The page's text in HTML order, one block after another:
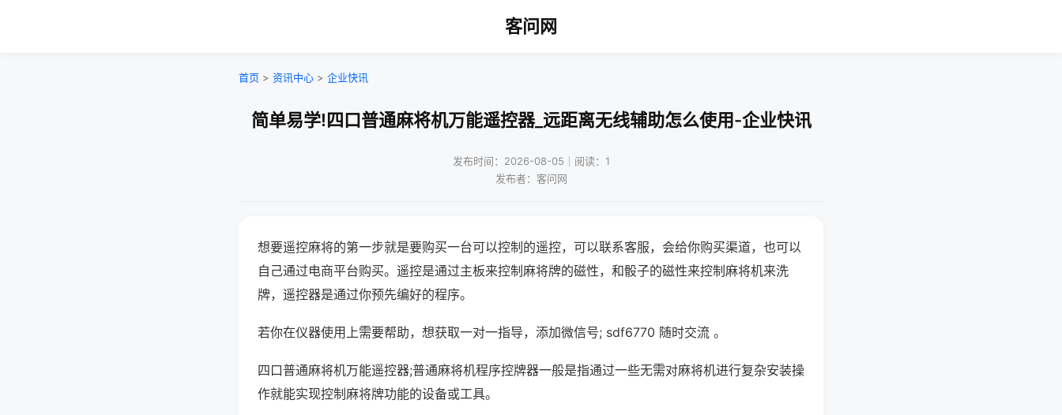
客问网
首页 > 资讯中心 > 企业快讯
简单易学!四口普通麻将机万能遥控器_远距离无线辅助怎么使用-企业快讯
发布时间：2026-08-05｜阅读：1
发布者：客问网
想要遥控麻将的第一步就是要购买一台可以控制的遥控，可以联系客服，会给你购买渠道，也可以
自己通过电商平台购买。遥控是通过主板来控制麻将牌的磁性，和骰子的磁性来控制麻将机来洗
牌，遥控器是通过你预先编好的程序。
若你在仪器使用上需要帮助，想获取一对一指导，添加微信号; sdf6770 随时交流 。
四口普通麻将机万能遥控器;普通麻将机程序控牌器一般是指通过一些无需对麻将机进行复杂安装操
作就能实现控制麻将牌功能的设备或工具。